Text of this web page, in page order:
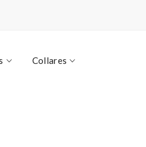
Collares